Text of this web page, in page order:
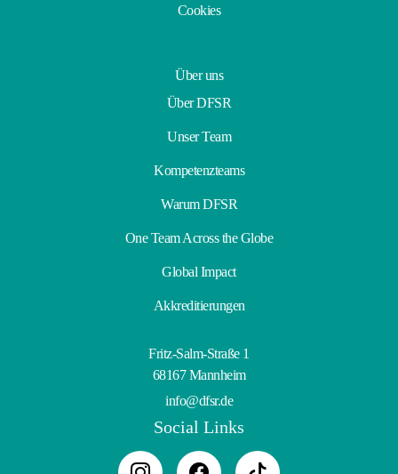
Cookies
Über uns
Über DFSR
Unser Team
Kompetenzteams
Warum DFSR
One Team Across the Globe
Global Impact
Akkreditierungen
Fritz-Salm-Straße 1
68167 Mannheim
info@dfsr.de
Social Links